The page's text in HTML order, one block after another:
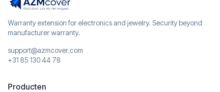
Warranty extension for electronics and jewelry. Security beyond
manufacturer warranty.
support@azmcover.com
+31 85 130 44 78
Producten